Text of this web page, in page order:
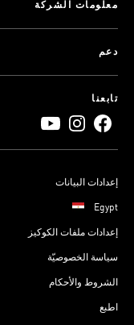
معلومات الشركة
دعم
تابعنا
إعدادات البيانات
Egypt
إعدادات ملفات الكوكيز
سياسة الخصوصيّة
الشروط والأحكام
اطبع